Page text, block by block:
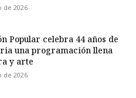
de 2026
Popular celebra 44 años de
una programación llena
y arte
de 2026